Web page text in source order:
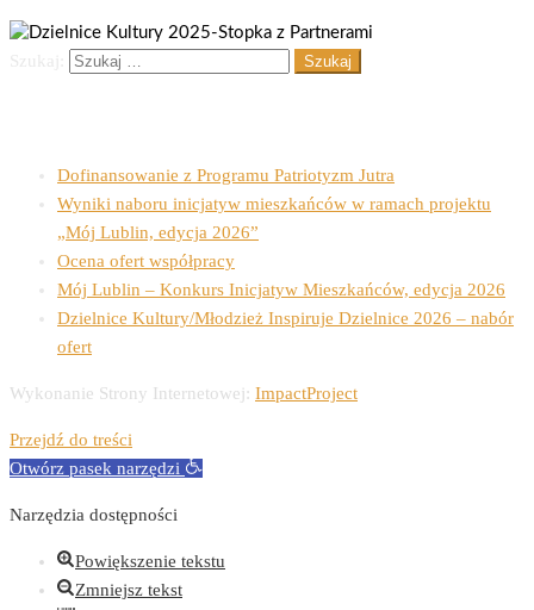
Dofinansowanie z Programu Patriotyzm Jutra
Wyniki naboru inicjatyw mieszkańców w ramach projektu
„Mój Lublin, edycja 2026”
Ocena ofert współpracy
Mój Lublin – Konkurs Inicjatyw Mieszkańców, edycja 2026
Dzielnice Kultury/Młodzież Inspiruje Dzielnice 2026 – nabór
ofert
Wykonanie Strony Internetowej: ImpactProject
Przejdź do treści
Otwórz pasek narzędzi
Narzędzia dostępności
Powiększenie tekstu
Zmniejsz tekst